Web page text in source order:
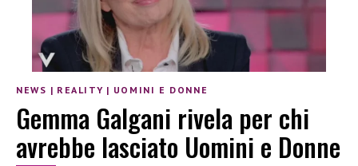
NEWS | REALITY | UOMINI E DONNE
Gemma Galgani rivela per chi
avrebbe lasciato Uomini e Donne